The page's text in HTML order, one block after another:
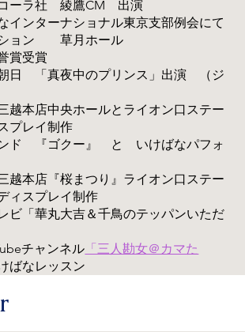
ーラ社 綾鷹CM 出演
インターナショナル東京支部例会にて
ション 草月ホール
賞受賞
日 「真夜中のプリンス」出演 （ジ
越本店中央ホールとライオン口ステー
プレイ制作
ンド 『ゴクー』 と いけばなパフォ
越本店『桜まつり』ライオン口ステー
ィスプレイ制作
ビ「華丸大吉＆千鳥のテッパンいただ
チャンネル 「三人勘女＠カマた
ばなレッスン